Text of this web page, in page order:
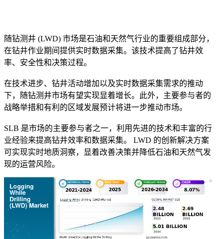
随钻测井 (LWD) 市场是石油和天然气行业的重要组成部分，
在钻井作业期间提供实时数据采集。该技术提高了钻井效
率、安全性和决策过程。
在技​​术进步、钻井活动增加以及实时数据采集需求的推动
下，随钻测井市场有望实现显着增长。此外，主要参与者的
战略举措和有利的区域发展预计将进一步推动市场。
SLB 是市场的主要参与者之一，利用先进的技术和丰富的行
业经验来提高钻井效率和数据采集。 LWD 的创新解决方案
可实现实时地质洞察，显着改善决策并降低石油和天然气发
现的运营风险。